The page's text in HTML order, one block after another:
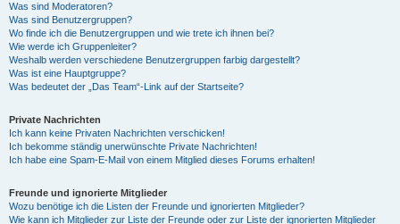
Was sind Moderatoren?
Was sind Benutzergruppen?
Wo finde ich die Benutzergruppen und wie trete ich ihnen bei?
Wie werde ich Gruppenleiter?
Weshalb werden verschiedene Benutzergruppen farbig dargestellt?
Was ist eine Hauptgruppe?
Was bedeutet der „Das Team“-Link auf der Startseite?
Private Nachrichten
Ich kann keine Privaten Nachrichten verschicken!
Ich bekomme ständig unerwünschte Private Nachrichten!
Ich habe eine Spam-E-Mail von einem Mitglied dieses Forums erhalten!
Freunde und ignorierte Mitglieder
Wozu benötige ich die Listen der Freunde und ignorierten Mitglieder?
Wie kann ich Mitglieder zur Liste der Freunde oder zur Liste der ignorierten Mitglieder